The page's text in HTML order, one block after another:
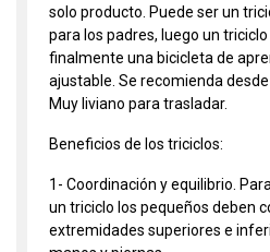
solo producto. Puede ser un
para los padres, luego un
finalmente una bicicleta de
ajustable. Se recomienda
Muy liviano para trasladar.
Beneficios de los triciclos:
1- Coordinación y equilibrio.
un triciclo los pequeños deben
extremidades superiores e